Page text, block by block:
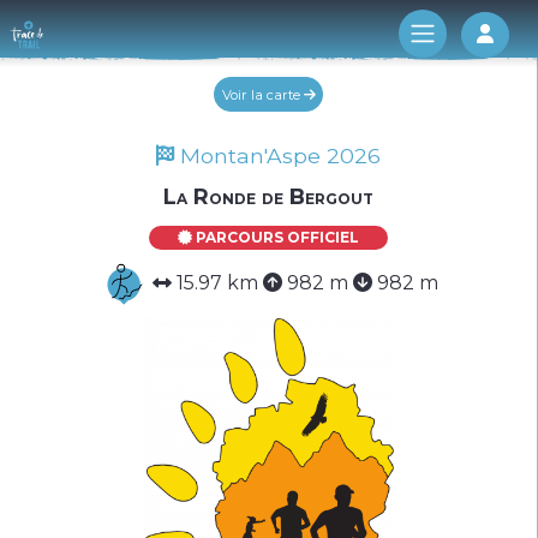
Log
Voir la carte
Montan'Aspe 2026
La Ronde de Bergout
PARCOURS OFFICIEL
15.97 km 982 m 982 m